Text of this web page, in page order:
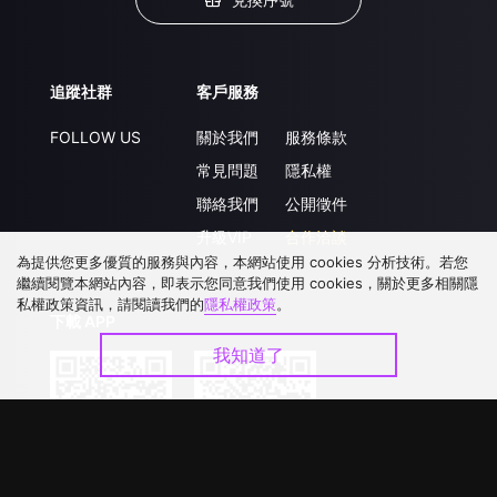
追蹤社群
FOLLOW US
客戶服務
關於我們
常見問題
聯絡我們
升級VIP
服務條款
隱私權
公開徵件
合作洽談
為提供您更多優質的服務與內容，本網站使用 cookies 分析技術。若您
繼續閱覽本網站內容，即表示您同意我們使用 cookies，關於更多相關隱
私權政策資訊，請閱讀我們的隱私權政策。
我知道了